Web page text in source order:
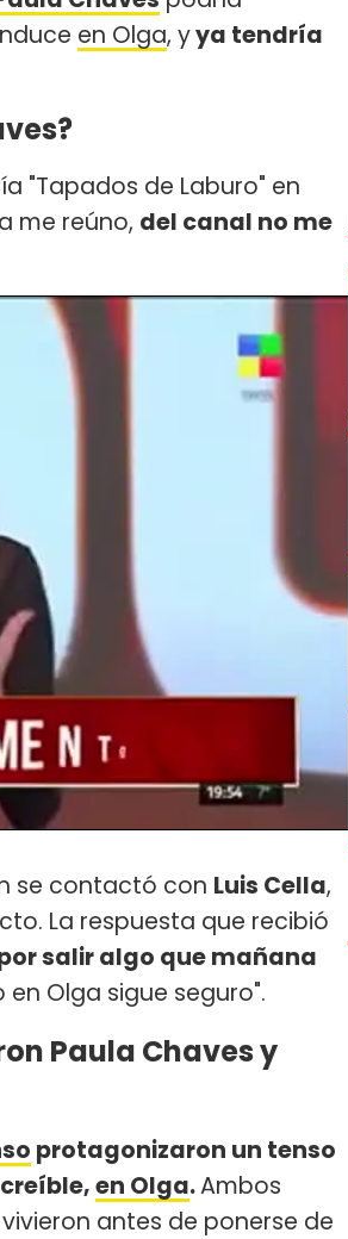
en Olga, yya tendría
"Tapados de Laburo" en
me reúno, del canal no me
se contactó con Luis Cella,
La respuesta que recibió
salir algo que mañana
Olga sigue seguro".
Paula Chaves y
protagonizaron un tenso
en Olga.Ambos
antes de ponerse de